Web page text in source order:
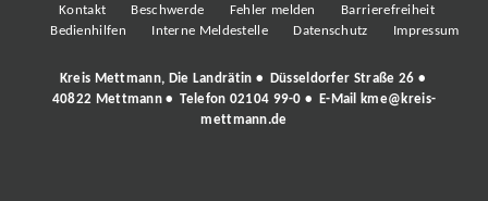
Kontakt Beschwerde Fehler melden
Barrierefreiheit
Bedienhilfen
Interne Meldestelle Datenschutz Impressum
Kreis Mettmann, Die Landrätin • Düsseldorfer Straße 26 •
40822 Mettmann • Telefon 02104 99-0 • E-Mail
kme@kreis-
mettmann.de